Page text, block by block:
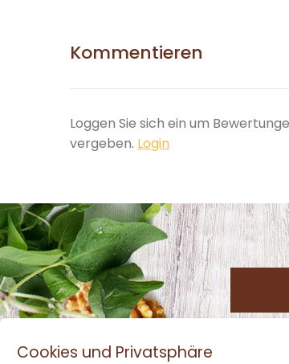
Kommentieren
Loggen Sie sich ein um
vergeben. Login
Cookies und Privatsphäre